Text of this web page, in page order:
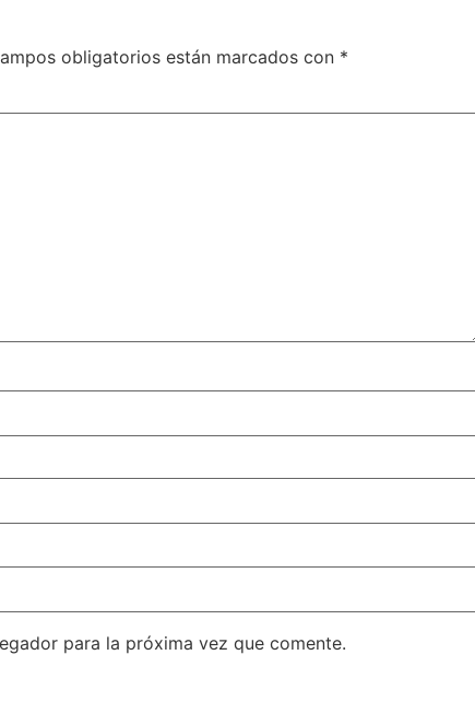
obligatorios están marcados con *
para la próxima vez que comente.